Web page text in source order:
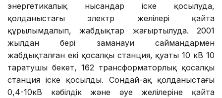
энергетикалық нысандар іске қосылуда,
қолданыстағы электр желілері қайта
құрылымдалып, жабдықтар жаңғыртылуда. 2001
жылдан бері заманауи саймандармен
жабдықталған екі қосалқы станция, қуаты 10 кВ 10
таратушы бекет, 162 трансформаторлық қосалқы
станция іске қосылды. Сондай-ақ қолданыстағы
0,4-10кВ кәбілдік және әуе желілеріне қайта